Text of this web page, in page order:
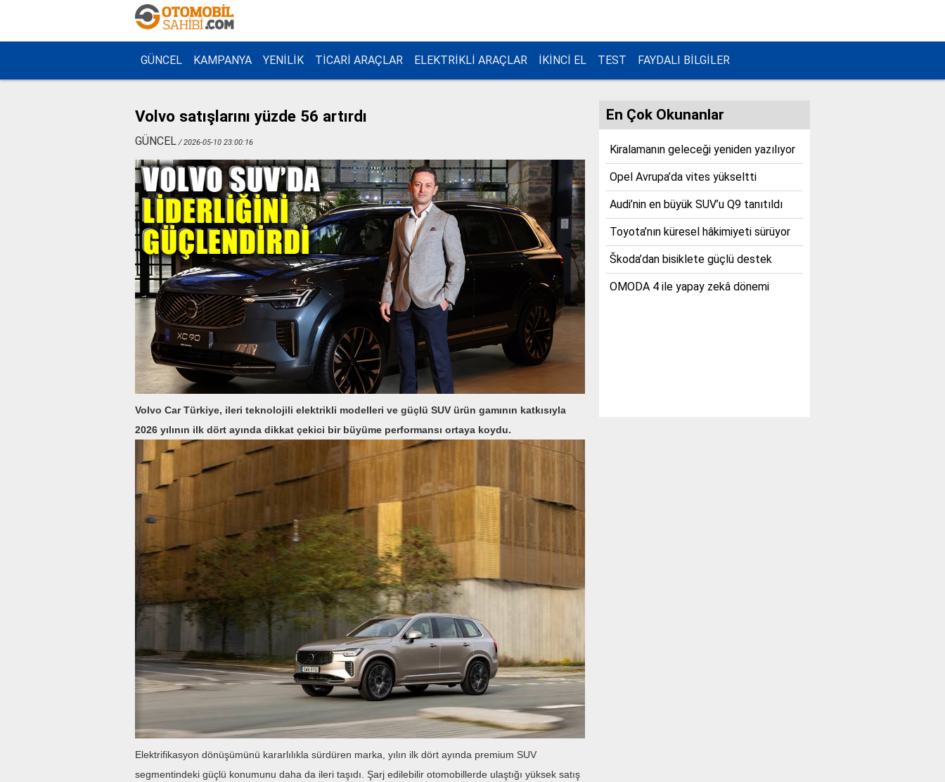
GÜNCEL KAMPANYA YENİLİK TİCARİ ARAÇLAR ELEKTRİKLİ ARAÇLAR İKİNCİ EL TEST FAYDALI BİLGİLER
Volvo satışlarını yüzde 56 artırdı
GÜNCEL / 2026-05-10 23:00:16
Volvo Car Türkiye, ileri teknolojili elektrikli modelleri ve güçlü SUV ürün gamının katkısıyla
2026 yılının ilk dört ayında dikkat çekici bir büyüme performansı ortaya koydu.
Elektrifikasyon dönüşümünü kararlılıkla sürdüren marka, yılın ilk dört ayında premium SUV
segmentindeki güçlü konumunu daha da ileri taşıdı. Şarj edilebilir otomobillerde ulaştığı yüksek satış
En Çok Okunanlar
Kiralamanın geleceği yeniden yazılıyor
Opel Avrupa’da vites yükseltti
Audi’nin en büyük SUV’u Q9 tanıtıldı
Toyota’nın küresel hâkimiyeti sürüyor
Škoda’dan bisiklete güçlü destek
OMODA 4 ile yapay zekâ dönemi